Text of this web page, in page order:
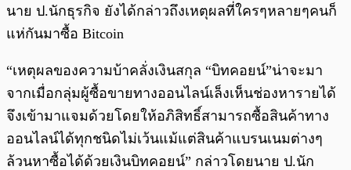
นาย ป.นักธุรกิจ ยังได้กล่าวถึงเหตุผลที่ใครๆหลายๆคนก็
แห่กันมาซื้อ Bitcoin
“เหตุผลของความบ้าคลั่งเงินสกุล “บิทคอยน์”น่าจะมา
จากเมื่อกลุ่มผู้ซื้อขายทางออนไลน์เล็งเห็นช่องหารายได้
จึงเข้ามาแจมด้วยโดยให้อภิสิทธิ์สามารถซื้อสินค้าทาง
ออนไลน์ได้ทุกชนิดไม่เว้นแม้แต่สินค้าแบรนเนมต่างๆ
ล้วนหาซื้อได้ด้วยเงินบิทคอยน์” กล่าวโดยนาย ป.นัก